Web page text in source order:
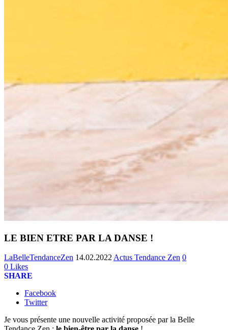
LE BIEN ETRE PAR LA DANSE !
LaBelleTendanceZen 14.02.2022Actus Tendance Zen 0
0 Likes
SHARE
Facebook
Twitter
Je vous présente une nouvelle activité proposée par la Belle